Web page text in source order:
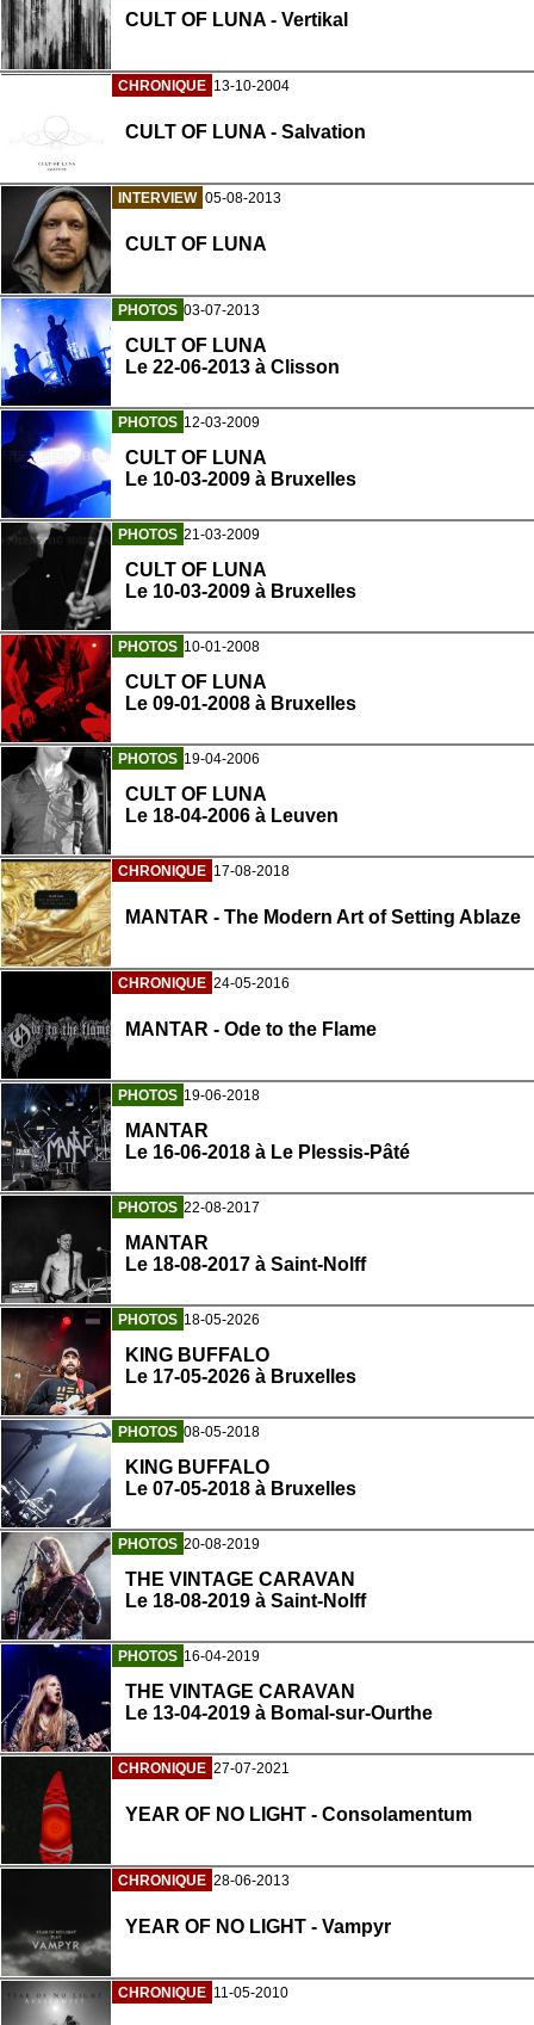
CULT OF LUNA - Vertikal
CHRONIQUE 13-10-2004
CULT OF LUNA - Salvation
INTERVIEW 05-08-2013
CULT OF LUNA
PHOTOS 03-07-2013
CULT OF LUNA
Le 22-06-2013 à Clisson
PHOTOS 12-03-2009
CULT OF LUNA
Le 10-03-2009 à Bruxelles
PHOTOS 21-03-2009
CULT OF LUNA
Le 10-03-2009 à Bruxelles
PHOTOS 10-01-2008
CULT OF LUNA
Le 09-01-2008 à Bruxelles
PHOTOS 19-04-2006
CULT OF LUNA
Le 18-04-2006 à Leuven
CHRONIQUE 17-08-2018
MANTAR - The Modern Art of Setting Ablaze
CHRONIQUE 24-05-2016
MANTAR - Ode to the Flame
PHOTOS 19-06-2018
MANTAR
Le 16-06-2018 à Le Plessis-Pâté
PHOTOS 22-08-2017
MANTAR
Le 18-08-2017 à Saint-Nolff
PHOTOS 18-05-2026
KING BUFFALO
Le 17-05-2026 à Bruxelles
PHOTOS 08-05-2018
KING BUFFALO
Le 07-05-2018 à Bruxelles
PHOTOS 20-08-2019
THE VINTAGE CARAVAN
Le 18-08-2019 à Saint-Nolff
PHOTOS 16-04-2019
THE VINTAGE CARAVAN
Le 13-04-2019 à Bomal-sur-Ourthe
CHRONIQUE 27-07-2021
YEAR OF NO LIGHT - Consolamentum
CHRONIQUE 28-06-2013
YEAR OF NO LIGHT - Vampyr
CHRONIQUE 11-05-2010